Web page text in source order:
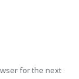
for the next